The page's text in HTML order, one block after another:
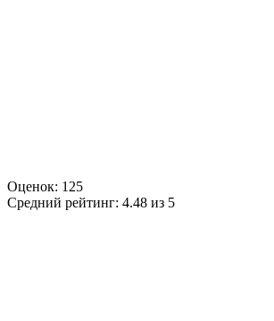
Оценок: 125
Средний рейтинг: 4.48 из 5